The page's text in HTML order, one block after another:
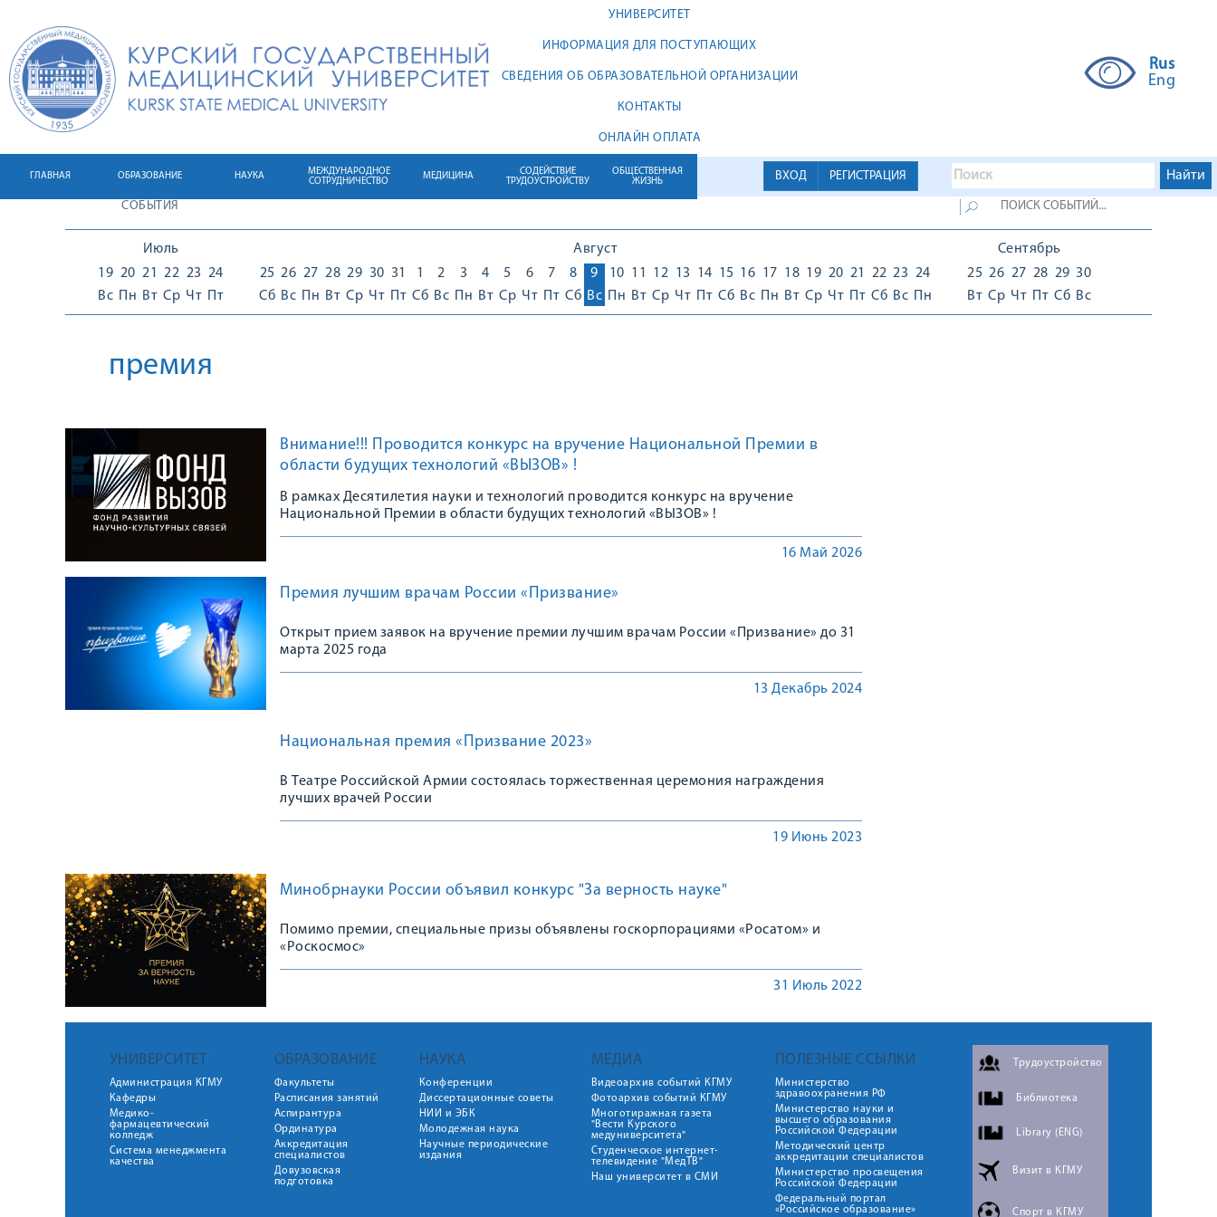
УНИВЕРСИТЕТ
ИНФОРМАЦИЯ ДЛЯ ПОСТУПАЮЩИХ
СВЕДЕНИЯ ОБ ОБРАЗОВАТЕЛЬНОЙ ОРГАНИЗАЦИИ
КОНТАКТЫ
ОНЛАЙН ОПЛАТА
Rus
Eng
ВХОД РЕГИСТРАЦИЯ
ГЛАВНАЯ ОБРАЗОВАНИЕ НАУКА
МЕЖДУНАРОДНОЕ
СОТРУДНИЧЕСТВО
МЕДИЦИНА
СОДЕЙСТВИЕ
ТРУДОУСТРОЙСТВУ
ОБЩЕСТВЕННАЯ
ЖИЗНЬ
СОБЫТИЯ
Июль
19
Вс
20
Пн
21
Вт
22
Ср
23
Чт
24
Пт
Август
25
Сб
26
Вс
27
Пн
28
Вт
29
Ср
30
Чт
31
Пт
1
Сб
2
Вс
3
Пн
4
Вт
5
Ср
6
Чт
7
Пт
8
Сб
9
Вс
10
Пн
11
Вт
12
Ср
13
Чт
14
Пт
15
Сб
16
Вс
17
Пн
18
Вт
19
Ср
20
Чт
21
Пт
22
Сб
23
Вс
24
Пн
Сентябрь
25
Вт
26
Ср
27
Чт
28
Пт
29
Сб
30
Вс
премия
Внимание!!! Проводится конкурс на вручение Национальной Премии в
области будущих технологий «ВЫЗОВ» !
В рамках Десятилетия науки и технологий проводится конкурс на вручение
Национальной Премии в области будущих технологий «ВЫЗОВ» !
16 Май 2026
Премия лучшим врачам России «Призвание»
Открыт прием заявок на вручение премии лучшим врачам России «Призвание» до 31
марта 2025 года
13 Декабрь 2024
Национальная премия «Призвание 2023»
В Театре Российской Армии состоялась торжественная церемония награждения
лучших врачей России
19 Июнь 2023
Минобрнауки России объявил конкурс "За верность науке"
Помимо премии, специальные призы объявлены госкорпорациями «Росатом» и
«Роскосмос»
31 Июль 2022
УНИВЕРСИТЕТ
Администрация КГМУ
Кафедры
Медико-
фармацевтический
колледж
Система менеджмента
качества
ОБРАЗОВАНИЕ
Факультеты
Расписания занятий
Аспирантура
Ординатура
Аккредитация
специалистов
Довузовская
подготовка
НАУКА
Конференции
Диссертационные советы
НИИ и ЭБК
Молодежная наука
Научные периодические
издания
МЕДИА
Видеоархив событий КГМУ
Фотоархив событий КГМУ
Многотиражная газета
"Вести Курского
медуниверситета"
Студенческое интернет-
телевидение "МедТВ"
Наш университет в СМИ
ПОЛЕЗНЫЕ ССЫЛКИ
Министерство
здравоохранения РФ
Министерство науки и
высшего образования
Российской Федерации
Методический центр
аккредитации специалистов
Министерство просвещения
Российской Федерации
Федеральный портал
«Российское образование»
Трудоустройство
Библиотека
Library (ENG)
Визит в КГМУ
Спорт в КГМУ